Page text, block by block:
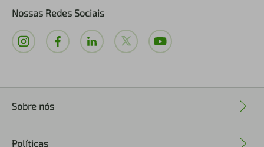
Nossas Redes Sociais
Sobre nós
Políticas